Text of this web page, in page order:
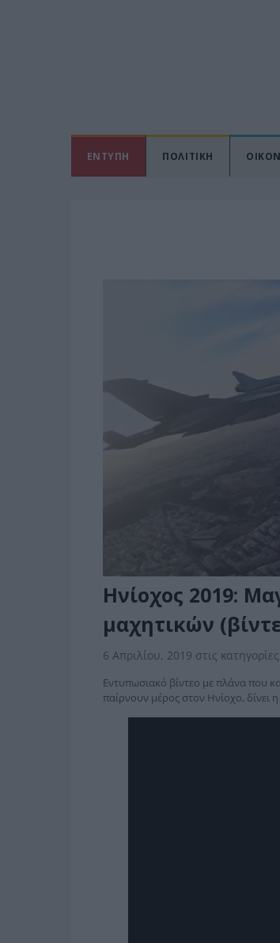
ΕΝΤΥΠΗ ΠΟΛΙΤΙΚΗ
Ηνίοχος 2019:
μαχητικών
6 Απριλίου, 2019 στις κατηγορίες
Εντυπωσιακό βίντεο με πλάνα που
παίρνουν μέρος στον Ηνίοχο, δίνει